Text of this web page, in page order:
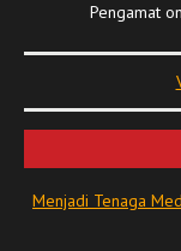
Pengamaton
Menjadi Tenaga